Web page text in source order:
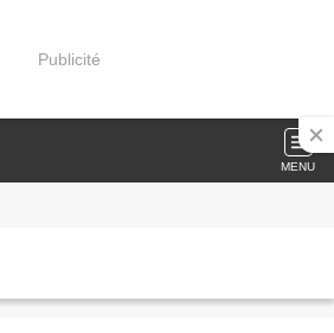
Publicité
MENU